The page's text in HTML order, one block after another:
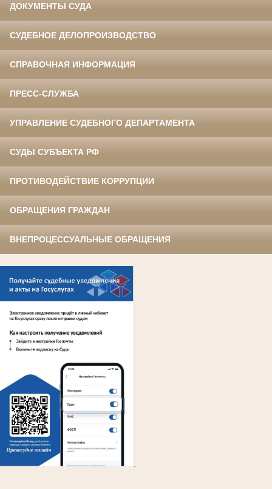
ДОКУМЕНТЫ СУДА
СУДЕБНОЕ ДЕЛОПРОИЗВОДСТВО
СПРАВОЧНАЯ ИНФОРМАЦИЯ
ПРЕСС-СЛУЖБА
УПРАВЛЕНИЕ СУДЕБНОГО ДЕПАРТАМЕНТА
СУДЫ СУБЪЕКТА РФ
ПРОТИВОДЕЙСТВИЕ КОРРУПЦИИ
ОБРАЩЕНИЯ ГРАЖДАН
ВНЕПРОЦЕССУАЛЬНЫЕ ОБРАЩЕНИЯ